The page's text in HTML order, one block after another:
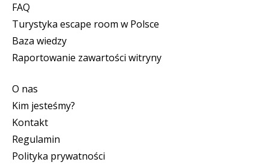
FAQ
Turystyka escape room w Polsce
Baza wiedzy
Raportowanie zawartości witryny
O nas
Kim jesteśmy?
Kontakt
Regulamin
Polityka prywatności